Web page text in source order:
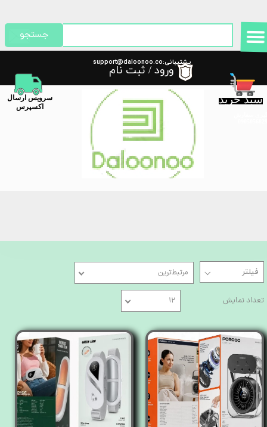
پشتیبانی:support@daloonoo.co
m
سبد خرید
​سرویس ارسال
اکسپرس
جستجو
ورود / ثبت نام
حساب کاربری من
تغییر گذر واژه
سفارشات
خروج از حساب کاربری
مرتبط‌ترین
تعداد نمایش ۱۲